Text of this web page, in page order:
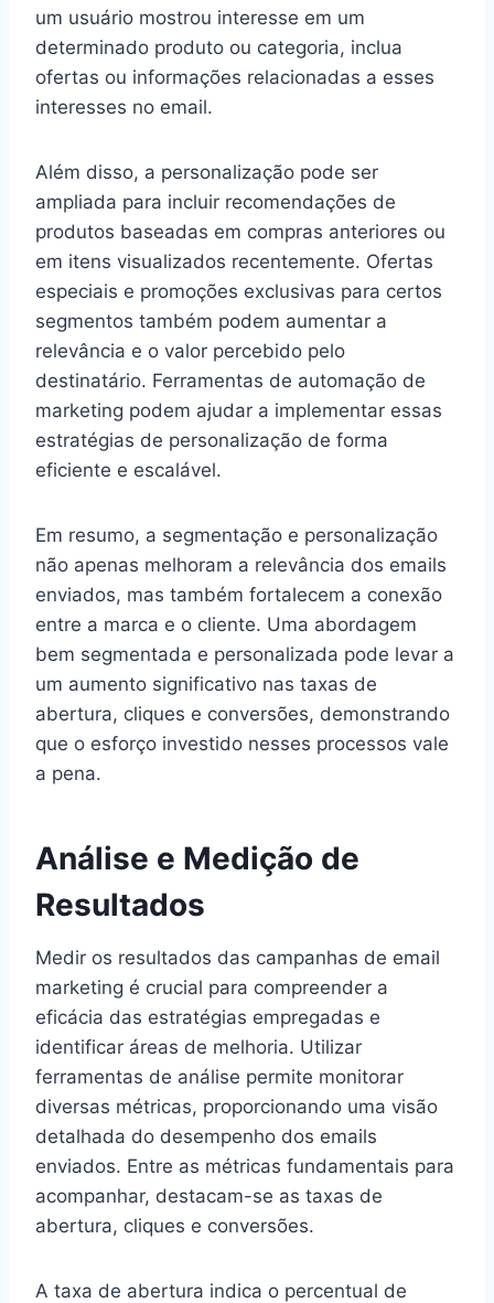
um usuário mostrou interesse em um
determinado produto ou categoria, inclua
ofertas ou informações relacionadas a esses
interesses no email.
Além disso, a personalização pode ser
ampliada para incluir recomendações de
produtos baseadas em compras anteriores ou
em itens visualizados recentemente. Ofertas
especiais e promoções exclusivas para certos
segmentos também podem aumentar a
relevância e o valor percebido pelo
destinatário. Ferramentas de automação de
marketing podem ajudar a implementar essas
estratégias de personalização de forma
eficiente e escalável.
Em resumo, a segmentação e personalização
não apenas melhoram a relevância dos emails
enviados, mas também fortalecem a conexão
entre a marca e o cliente. Uma abordagem
bem segmentada e personalizada pode levar a
um aumento significativo nas taxas de
abertura, cliques e conversões, demonstrando
que o esforço investido nesses processos vale
a pena.
Análise e Medição de
Resultados
Medir os resultados das campanhas de email
marketing é crucial para compreender a
eficácia das estratégias empregadas e
identificar áreas de melhoria. Utilizar
ferramentas de análise permite monitorar
diversas métricas, proporcionando uma visão
detalhada do desempenho dos emails
enviados. Entre as métricas fundamentais para
acompanhar, destacam-se as taxas de
abertura, cliques e conversões.
A taxa de abertura indica o percentual de